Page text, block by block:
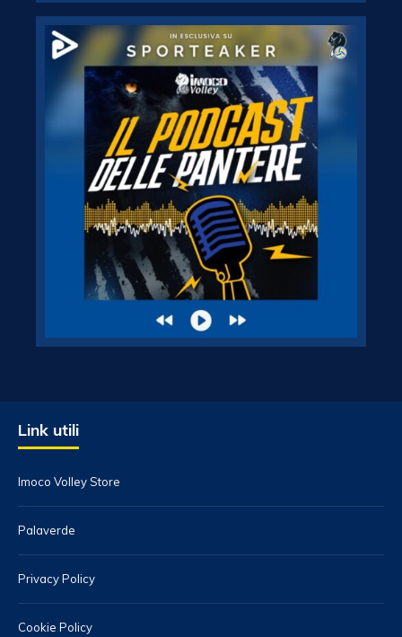
Link utili
Imoco Volley Store
Palaverde
Privacy Policy
Cookie Policy